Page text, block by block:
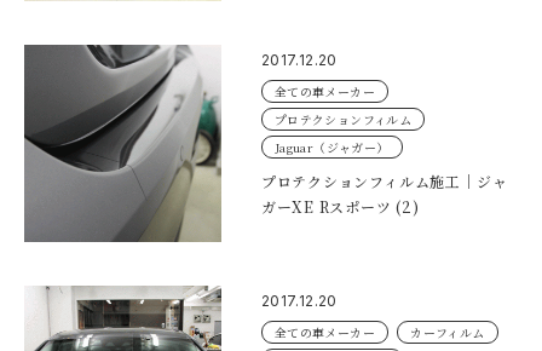
2017.12.20
全ての車メーカー
プロテクションフィルム
Jaguar（ジャガー）
プロテクションフィルム施工｜ジャ
ガーXE Rスポーツ (2)
2017.12.20
全ての車メーカー
カーフィルム